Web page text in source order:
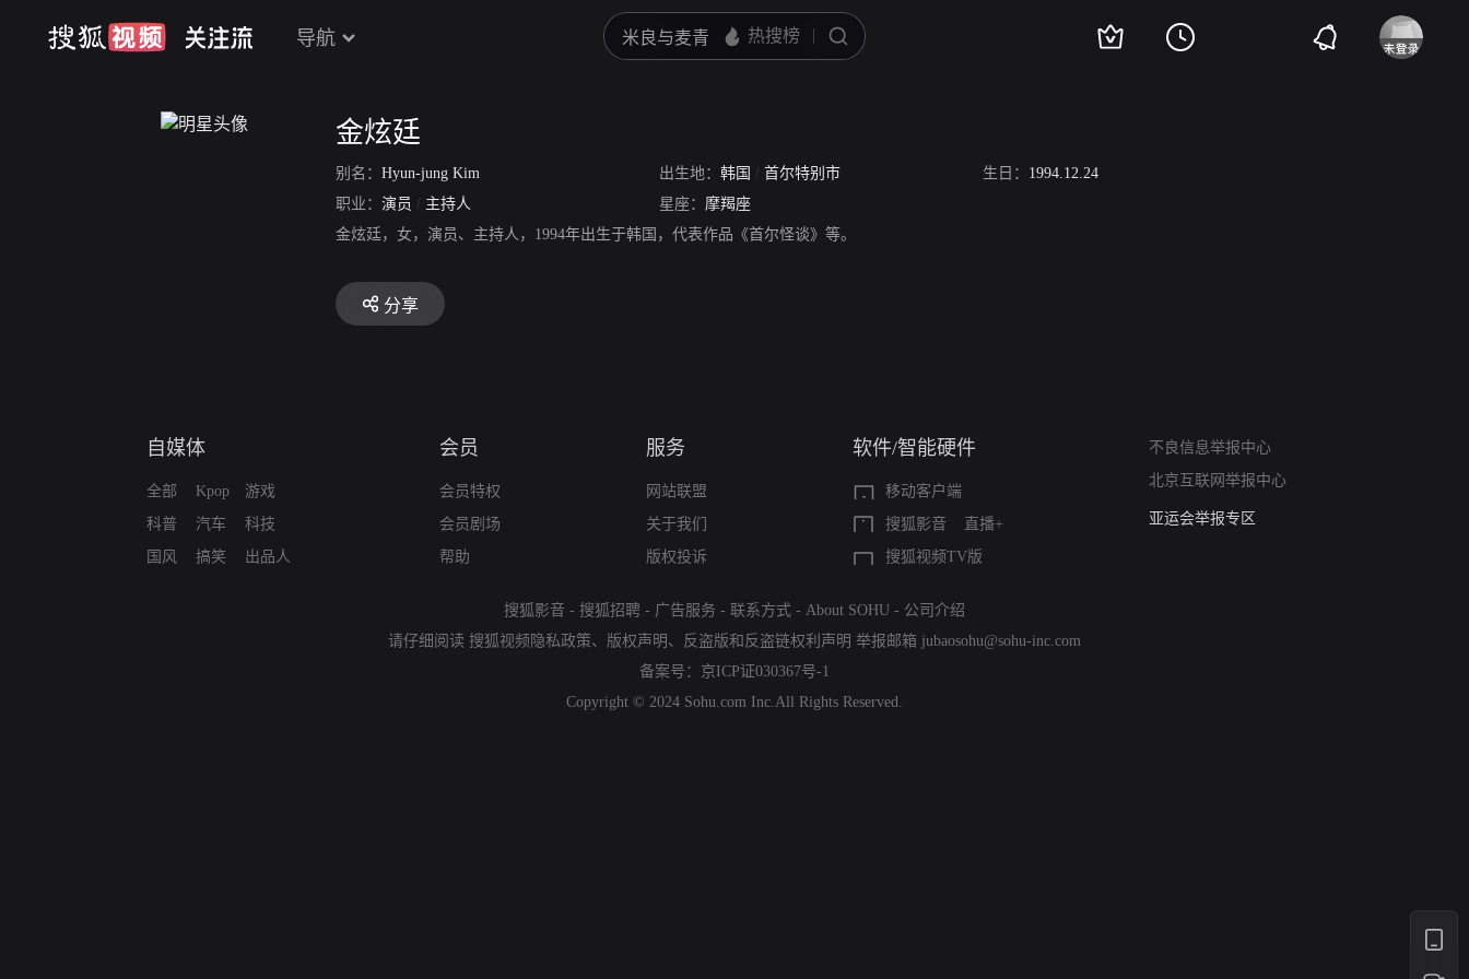
导航
金炫廷
别名： Hyun-jung Kim 出生地： 韩国 / 首尔特别市 生日： 1994.12.24
职业： 演员 / 主持人 星座： 摩羯座
金炫廷，女，演员、主持人，1994年出生于韩国，代表作品《首尔怪谈》等。
分享
自媒体
全部
科普
国风
Kpop
汽车
搞笑
游戏
科技
出品人
会员
会员特权
会员剧场
帮助
服务
网站联盟
关于我们
版权投诉
软件/智能硬件
移动客户端
搜狐影音
直播+
搜狐视频TV版
不良信息举报中心
北京互联网举报中心
算法推荐专项举报
亚运会举报专区
搜狐影音 - 搜狐招聘 - 广告服务 - 联系方式 - About SOHU - 公司介绍
请仔细阅读 搜狐视频隐私政策、 版权声明 、 反盗版和反盗链权利声明 举报邮箱 jubaosohu@sohu-inc.com
备案号： 京ICP证030367号-1
Copyright © 2024 Sohu.com Inc.All Rights Reserved.